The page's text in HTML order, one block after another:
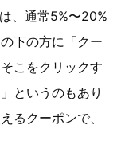
、通常5%〜20%
下の方に「クー
こをクリックす
というのもあり
るクーポンで、